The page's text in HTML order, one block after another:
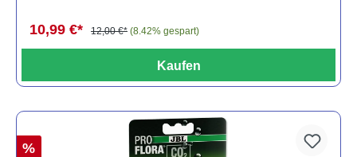
10,99 €* 12,00 €* (8.42% gespart)
Kaufen
%